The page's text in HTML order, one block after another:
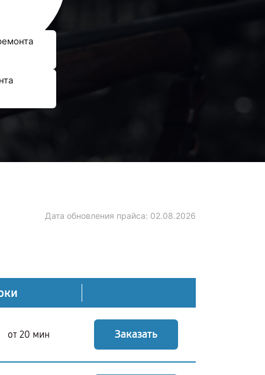
Дата обновления прайса: 02.08.2026
от 20 мин Заказать